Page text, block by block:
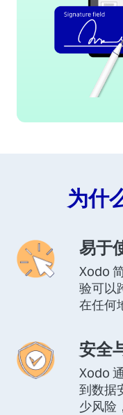
为什
易于
Xodo
验可以
在任何
安全
Xodo
到数据
少风险